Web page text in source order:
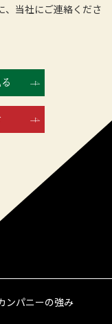
、当社にご連絡くださ
ンパニーの強み